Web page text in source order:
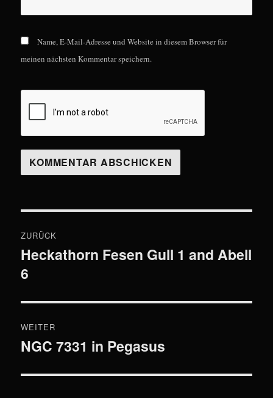
Name, E-Mail-Adresse und Website in diesem Browser für
meinen nächsten Kommentar speichern.
ZURÜCK
Vorheriger
Beitrag:
Heckathorn Fesen Gull 1 and Abell
6
WEITER
Nächster
NGC 7331 in Pegasus